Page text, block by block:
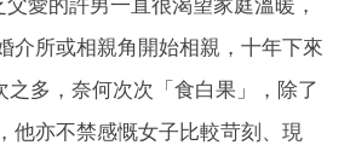
介所或相親角開始相親，十年下來
之多，奈何次次「食白果」，除了
他亦不禁感慨女子比較苛刻、現